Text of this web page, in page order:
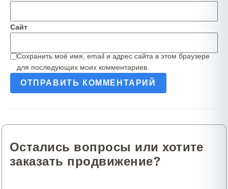
Сайт
Сохранить моё имя, email и адрес сайта в этом браузере
для последующих моих комментариев.
Остались вопросы или хотите
заказать продвижение?